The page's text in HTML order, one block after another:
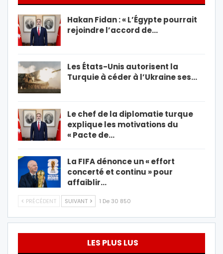
Hakan Fidan : « L’Égypte pourrait
rejoindre l’accord de…
Les États-Unis autorisent la
Turquie à céder à l’Ukraine ses…
Le chef de la diplomatie turque
explique les motivations du
« Pacte de…
La FIFA dénonce un « effort
concerté et continu » pour
affaiblir…
PRÉCÉDENT SUIVANT 1 De 30 850
LES PLUS LUS